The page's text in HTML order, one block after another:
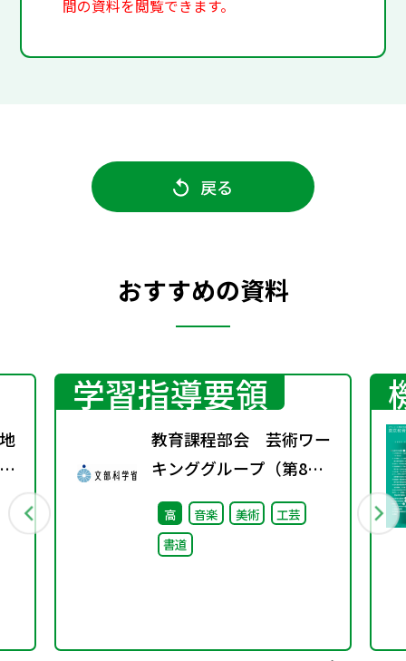
間の資料を閲覧できます。
戻る
おすすめの資料
学習指導要領
教育課程部会 芸術ワー
キンググループ（第8
回）配付資料
高 音楽 美術
工芸
書道